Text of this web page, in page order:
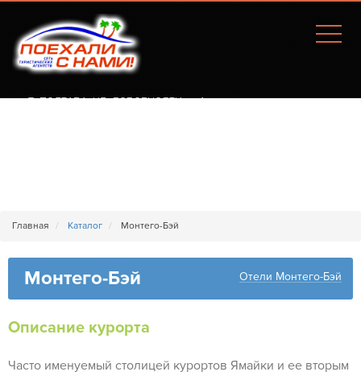
Г. ПОЛТАВА, УЛ. СОБОРНОСТИ, 77А
Главная Каталог Монтего-Бэй
Монтего-Бэй Отели Монтего-Бэй
Описание курорта
Часто именуемый столицей курортов Ямайки и ее вторым